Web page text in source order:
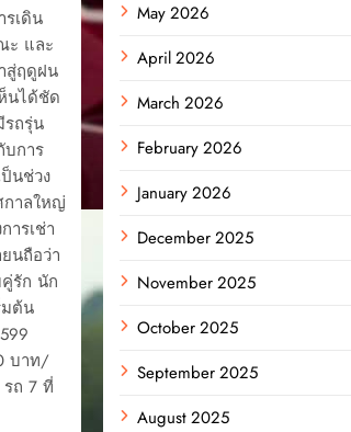
รเดิน
ะ และ
สู่ฤดูฝน
นได้ชัด
รถรุ่น
บการ
นช่วง
กาลใหญ่
ารเช่า
นถือว่า
รัก นัก
มต้น
บาท/
ถ 7 ที่
May 2026
April 2026
March 2026
February 2026
January 2026
December 2025
November 2025
October 2025
September 2025
August 2025